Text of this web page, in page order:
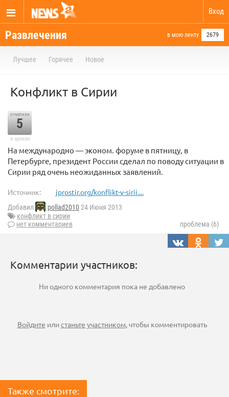
Вход
Развлечения в мою ленту 2679
Лучшее Горячее Новое
Конфликт в Сирии
отметили
5
в архиве
На международно — эконом. форуме в пятницу, в
Петербурге, президент России сделал по поводу ситуации в
Сирии ряд очень неожиданных заявлений.
Источник: jprostir.org/konflikt-v-sirii....
Добавил pollad2010 24 Июня 2013
конфликт в сирии
нет комментариев
проблема (6)
Комментарии участников:
Ни одного комментария пока не добавлено
Войдите илистаньте участником, чтобы комментировать
Также смотрите: